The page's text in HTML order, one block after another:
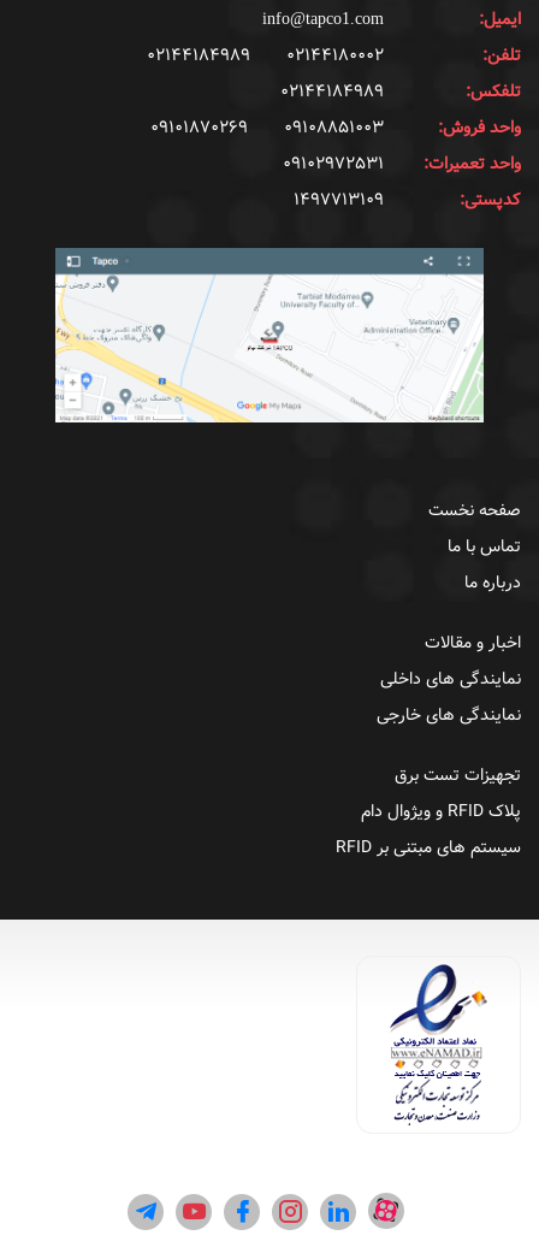
ایمیل:
info@tapco1.com
تلفن: ۰۲۱۴۴۱۸۰۰۰۲
۰۲۱۴۴۱۸۴۹۸۹
تلفکس:
۰۲۱۴۴۱۸۴۹۸۹
واحد فروش:
۰۹۱۰۸۸۵۱۰۰۳
۰۹۱۰۱۸۷۰۲۶۹
واحد تعمیرات:
۰۹۱۰۲۹۷۲۵۳۱
کدپستی:
۱۴۹۷۷۱۳۱۰۹
صفحه نخست
تماس با ما
درباره ما
اخبار و مقالات
نمایندگی های داخلی
نمایندگی های خارجی
تجهیزات تست برق
پلاک RFID و ویژوال دام
سیستم های مبتنی بر RFID